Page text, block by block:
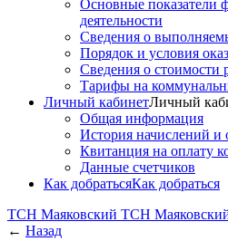
Основные показатели
деятельности
Сведения о
Порядок и условия
Сведения о стоимости
Тарифы на
Личный кабинетЛичный
Общая информация
История начислений и
Квитанция на оплату
Данные счетчиков
Как добратьсяКак добраться
ТСН Маяковский ТСН
← Назад